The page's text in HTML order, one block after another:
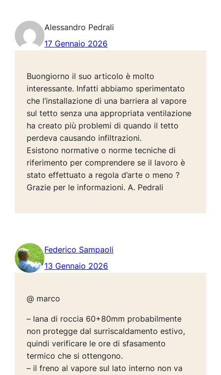
Alessandro Pedrali
17 Gennaio 2026
Buongiorno il suo articolo è molto
interessante. Infatti abbiamo sperimentato
che l’installazione di una barriera al vapore
sul tetto senza una appropriata ventilazione
ha creato più problemi di quando il tetto
perdeva causando infiltrazioni.
Esistono normative o norme tecniche di
riferimento per comprendere se il lavoro è
stato effettuato a regola d’arte o meno ?
Grazie per le informazioni. A. Pedrali
Federico Sampaoli
13 Gennaio 2026
@ marco
– lana di roccia 60+80mm probabilmente
non protegge dal surriscaldamento estivo,
quindi verificare le ore di sfasamento
termico che si ottengono.
– il freno al vapore sul lato interno non va